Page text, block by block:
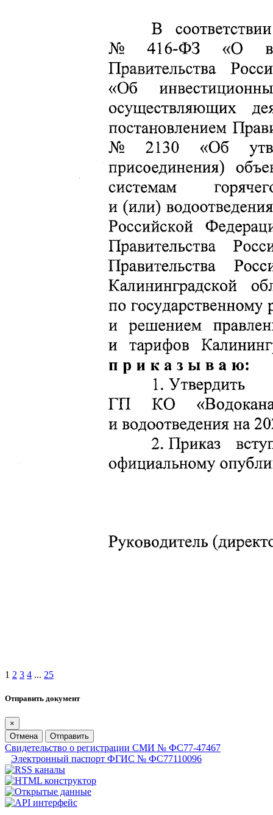
1 2 3 4 ... 25
Отправить документ
×
Отмена
Отправить
Свидетельство о регистрации СМИ № ФС77-47467
Электронный паспорт ФГИС № ФС77110096